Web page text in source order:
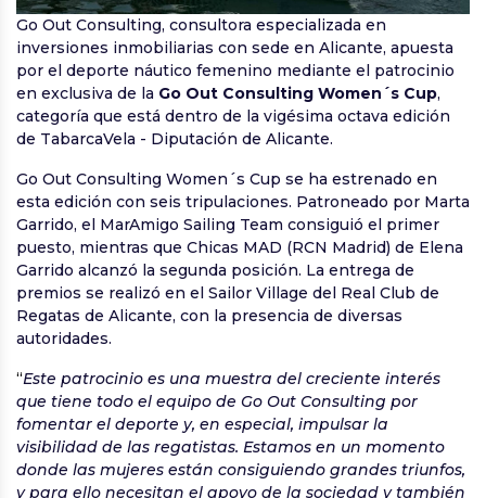
Go Out Consulting, consultora especializada en
inversiones inmobiliarias con sede en Alicante, apuesta
por el deporte náutico femenino mediante el patrocinio
en exclusiva de la Go Out Consulting Women´s Cup,
categoría que está dentro de la vigésima octava edición
de TabarcaVela - Diputación de Alicante.
Go Out Consulting Women´s Cup se ha estrenado en
esta edición con seis tripulaciones. Patroneado por Marta
Garrido, el MarAmigo Sailing Team consiguió el primer
puesto, mientras que Chicas MAD (RCN Madrid) de Elena
Garrido alcanzó la segunda posición. La entrega de
premios se realizó en el Sailor Village del Real Club de
Regatas de Alicante, con la presencia de diversas
autoridades.
“Este patrocinio es una muestra del creciente interés
que tiene todo el equipo de Go Out Consulting por
fomentar el deporte y, en especial, impulsar la
visibilidad de las regatistas. Estamos en un momento
donde las mujeres están consiguiendo grandes triunfos,
y para ello necesitan el apoyo de la sociedad y también